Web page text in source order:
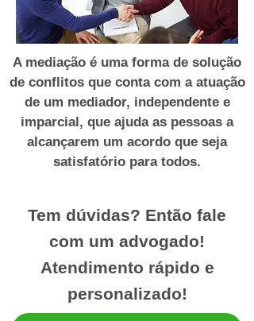
A mediação é uma forma de solução
de conflitos que conta com a atuação
de um mediador, independente e
imparcial, que ajuda as pessoas a
alcançarem um acordo que seja
satisfatório para todos.
Tem dúvidas? Então fale
com um advogado!
Atendimento rápido e
personalizado!